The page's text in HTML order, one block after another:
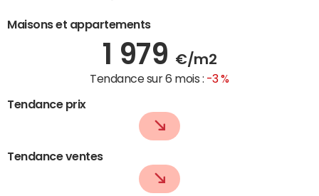
Maisons et appartements
1 979 €/m2
Tendance sur 6 mois : -3 %
Tendance prix
Tendance ventes